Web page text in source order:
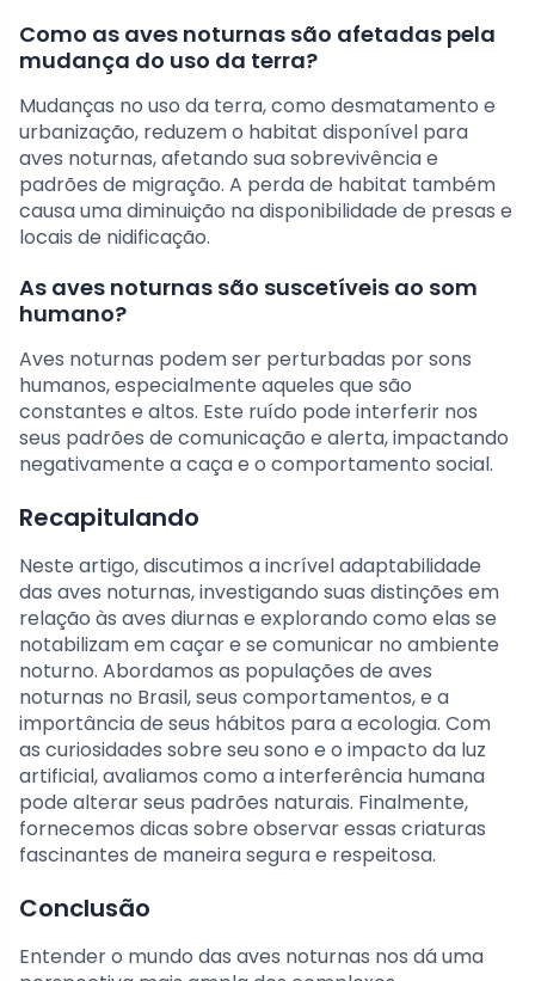
Como as aves noturnas são afetadas pela
mudança do uso da terra?
Mudanças no uso da terra, como desmatamento e
urbanização, reduzem o habitat disponível para
aves noturnas, afetando sua sobrevivência e
padrões de migração. A perda de habitat também
causa uma diminuição na disponibilidade de presas e
locais de nidificação.
As aves noturnas são suscetíveis ao som
humano?
Aves noturnas podem ser perturbadas por sons
humanos, especialmente aqueles que são
constantes e altos. Este ruído pode interferir nos
seus padrões de comunicação e alerta, impactando
negativamente a caça e o comportamento social.
Recapitulando
Neste artigo, discutimos a incrível adaptabilidade
das aves noturnas, investigando suas distinções em
relação às aves diurnas e explorando como elas se
notabilizam em caçar e se comunicar no ambiente
noturno. Abordamos as populações de aves
noturnas no Brasil, seus comportamentos, e a
importância de seus hábitos para a ecologia. Com
as curiosidades sobre seu sono e o impacto da luz
artificial, avaliamos como a interferência humana
pode alterar seus padrões naturais. Finalmente,
fornecemos dicas sobre observar essas criaturas
fascinantes de maneira segura e respeitosa.
Conclusão
Entender o mundo das aves noturnas nos dá uma